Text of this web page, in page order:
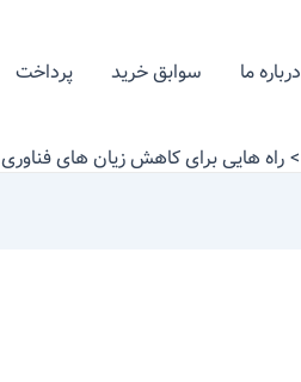
درباره ما سوابق خرید پرداخت
راه هایی برای کاهش زیان های فناوری